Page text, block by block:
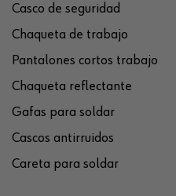
Casco de seguridad
Chaqueta de trabajo
Pantalones cortos trabajo
Chaqueta reflectante
Gafas para soldar
Cascos antirruidos
Careta para soldar